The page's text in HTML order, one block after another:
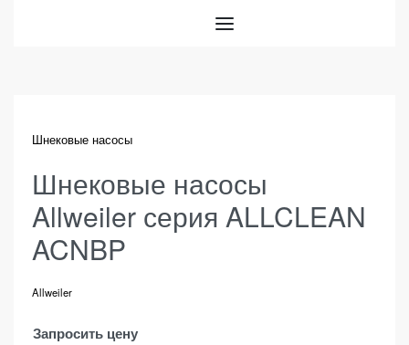
Шнековые насосы
Шнековые насосы
Allweiler серия ALLCLEAN
ACNBP
Allweiler
Запросить цену